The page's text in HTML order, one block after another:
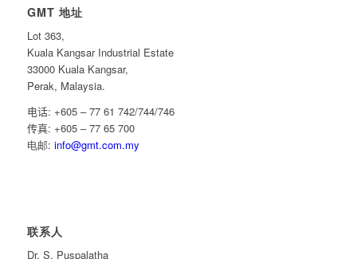
GMT 地址
Lot 363,
Kuala Kangsar Industrial Estate
33000 Kuala Kangsar,
Perak, Malaysia.
电话: +605 – 77 61 742/744/746
传真: +605 – 77 65 700
电邮: info@gmt.com.my
联系人
Dr. S. Puspalatha